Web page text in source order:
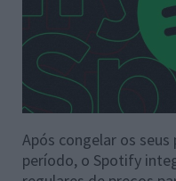
Após congelar os
período, o Spotify